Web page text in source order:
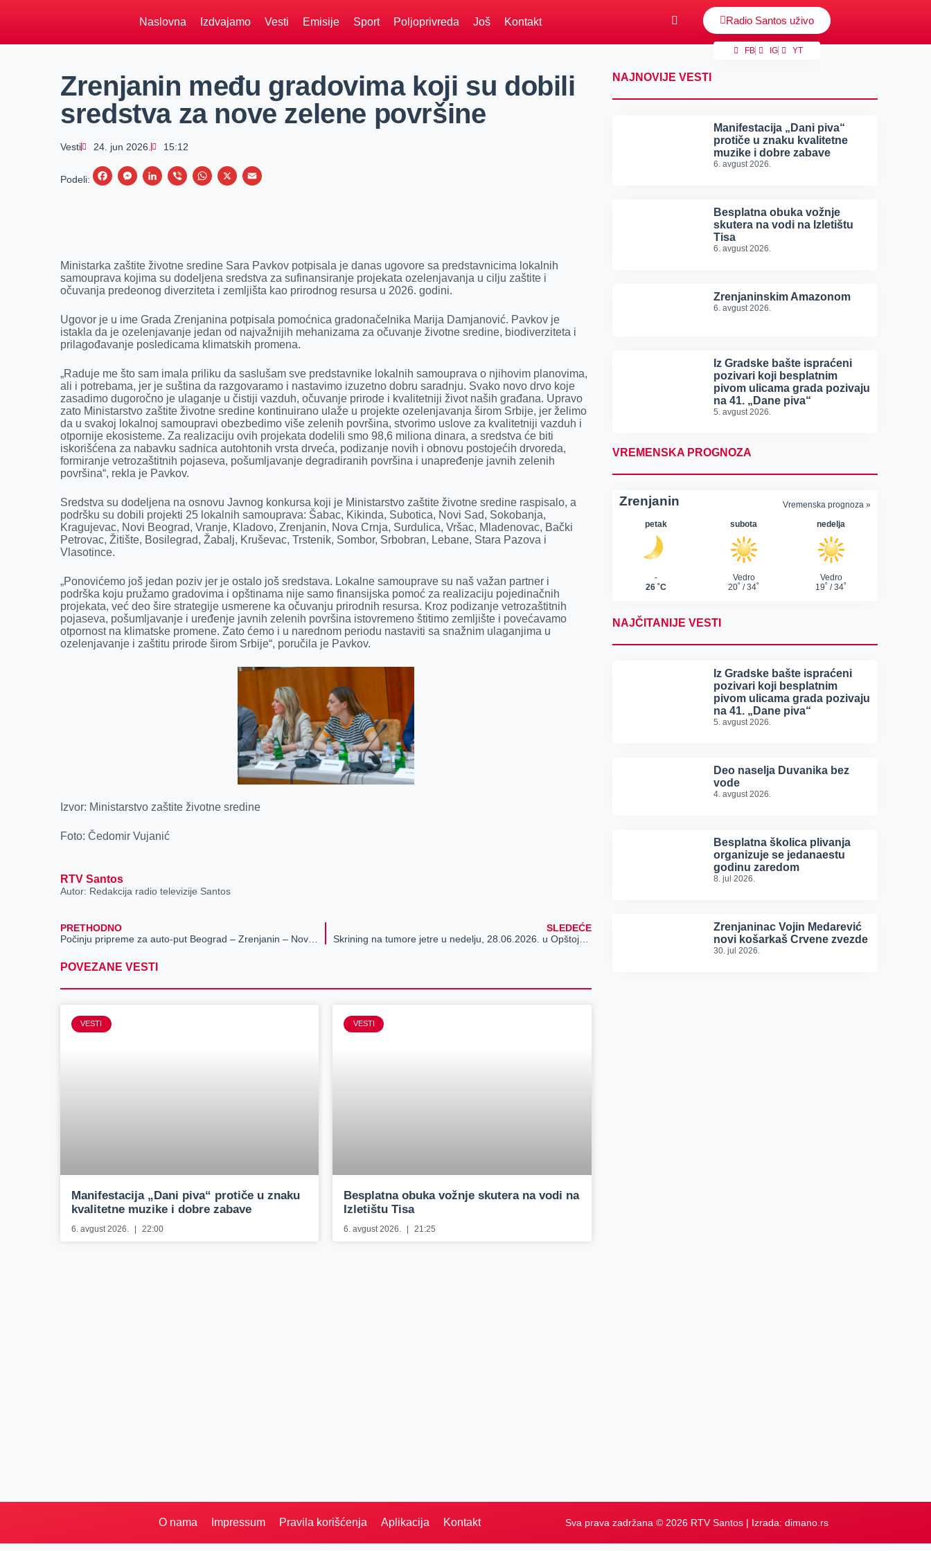
Naslovna Izdvajamo Vesti Emisije Sport Poljoprivreda Još Kontakt Radio Santos uživo
FB IG YT
Zrenjanin među gradovima koji su dobili
sredstva za nove zelene površine
Vesti 24. jun 2026. 15:12
Podeli:
F
o
o
M
n
g
r
L
d
I
V
W
A
p
X
Ministarka zaštite životne sredine Sara Pavkov potpisala je danas ugovore sa predstavnicima lokalnih
samouprava kojima su dodeljena sredstva za sufinansiranje projekata ozelenjavanja u cilju zaštite i
očuvanja predeonog diverziteta i zemljišta kao prirodnog resursa u 2026. godini.
Ugovor je u ime Grada Zrenjanina potpisala pomoćnica gradonačelnika Marija Damjanović. Pavkov je
istakla da je ozelenjavanje jedan od najvažnijih mehanizama za očuvanje životne sredine, biodiverziteta i
prilagođavanje posledicama klimatskih promena.
„Raduje me što sam imala priliku da saslušam sve predstavnike lokalnih samouprava o njihovim planovima,
ali i potrebama, jer je suština da razgovaramo i nastavimo izuzetno dobru saradnju. Svako novo drvo koje
zasadimo dugoročno je ulaganje u čistiji vazduh, očuvanje prirode i kvalitetniji život naših građana. Upravo
zato Ministarstvo zaštite životne sredine kontinuirano ulaže u projekte ozelenjavanja širom Srbije, jer želimo
da u svakoj lokalnoj samoupravi obezbedimo više zelenih površina, stvorimo uslove za kvalitetniji vazduh i
otpornije ekosisteme. Za realizaciju ovih projekata dodelili smo 98,6 miliona dinara, a sredstva će biti
iskorišćena za nabavku sadnica autohtonih vrsta drveća, podizanje novih i obnovu postojećih drvoreda,
formiranje vetrozaštitnih pojaseva, pošumljavanje degradiranih površina i unapređenje javnih zelenih
površina“, rekla je Pavkov.
Sredstva su dodeljena na osnovu Javnog konkursa koji je Ministarstvo zaštite životne sredine raspisalo, a
podršku su dobili projekti 25 lokalnih samouprava: Šabac, Kikinda, Subotica, Novi Sad, Sokobanja,
Kragujevac, Novi Beograd, Vranje, Kladovo, Zrenjanin, Nova Crnja, Surdulica, Vršac, Mladenovac, Bački
Petrovac, Žitište, Bosilegrad, Žabalj, Kruševac, Trstenik, Sombor, Srbobran, Lebane, Stara Pazova i
Vlasotince.
„Ponovićemo još jedan poziv jer je ostalo još sredstava. Lokalne samouprave su naš važan partner i
podrška koju pružamo gradovima i opštinama nije samo finansijska pomoć za realizaciju pojedinačnih
projekata, već deo šire strategije usmerene ka očuvanju prirodnih resursa. Kroz podizanje vetrozaštitnih
pojaseva, pošumljavanje i uređenje javnih zelenih površina istovremeno štitimo zemljište i povećavamo
otpornost na klimatske promene. Zato ćemo i u narednom periodu nastaviti sa snažnim ulaganjima u
ozelenjavanje i zaštitu prirode širom Srbije“, poručila je Pavkov.
Izvor: Ministarstvo zaštite životne sredine
Foto: Čedomir Vujanić
RTV Santos
Autor: Redakcija radio televizije Santos
PRETHODNO
SLEDEĆE
POVEZANE VESTI
VESTI
Manifestacija „Dani piva“ protiče u znaku
kvalitetne muzike i dobre zabave
6. avgust 2026. 22:00
VESTI
Besplatna obuka vožnje skutera na vodi na
Izletištu Tisa
6. avgust 2026. 21:25
NAJNOVIJE VESTI
Manifestacija „Dani piva“
protiče u znaku kvalitetne
muzike i dobre zabave
6. avgust 2026.
Besplatna obuka vožnje
skutera na vodi na Izletištu
Tisa
6. avgust 2026.
Zrenjaninskim Amazonom
6. avgust 2026.
Iz Gradske bašte ispraćeni
pozivari koji besplatnim
pivom ulicama grada pozivaju
na 41. „Dane piva“
5. avgust 2026.
VREMENSKA PROGNOZA
NAJČITANIJE VESTI
Iz Gradske bašte ispraćeni
pozivari koji besplatnim
pivom ulicama grada pozivaju
na 41. „Dane piva“
5. avgust 2026.
Deo naselja Duvanika bez
vode
4. avgust 2026.
Besplatna školica plivanja
organizuje se jedanaestu
godinu zaredom
8. jul 2026.
Zrenjaninac Vojin Medarević
novi košarkaš Crvene zvezde
30. jul 2026.
O nama Impressum Pravila korišćenja Aplikacija Kontakt Sva prava zadržana © 2026 RTV Santos | Izrada: dimano.rs